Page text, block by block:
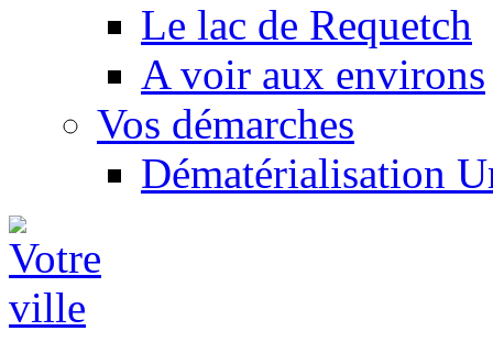
Le lac de Requetch
A voir aux environs
Vos démarches
Dématérialisation